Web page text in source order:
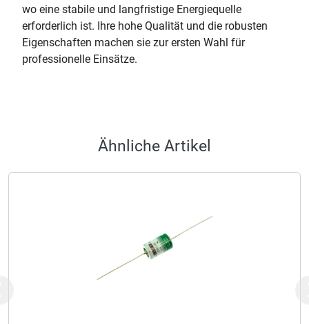
wo eine stabile und langfristige Energiequelle
erforderlich ist. Ihre hohe Qualität und die robusten
Eigenschaften machen sie zur ersten Wahl für
professionelle Einsätze.
Ähnliche Artikel